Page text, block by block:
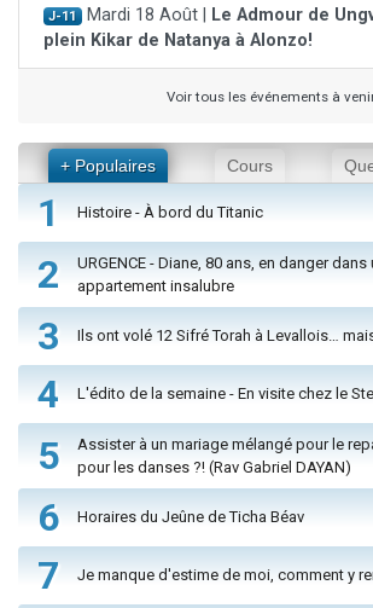
J-11 Mardi 18 Août |
Le Admour de
plein Kikar de Natanya à Alonzo!
Voir tous les événements à
+ Populaires Cours
1 Histoire - À bord du Titanic
2
URGENCE - Diane, 80 ans, en danger dans
appartement insalubre
3 Ils ont volé 12 Sifré Torah à Levallois…
4 L'édito de la semaine - En visite chez le
5
Assister à un mariage mélangé pour le
pour les danses ?! (Rav Gabriel DAYAN)
6 Horaires du Jeûne de Ticha Béav
7 Je manque d'estime de moi, comment y